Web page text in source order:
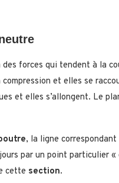
des forces qui tendent à la
et elles se
et elles s’allongent. Le
, la ligne
par un point particulier «
cette section.